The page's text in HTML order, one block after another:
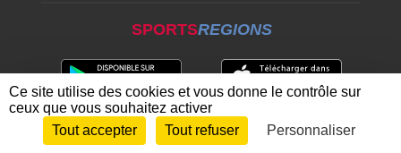
SPORTSREGIONS
Envie de participer ? CONNEXION
Ce site utilise des cookies et vous donne le contrôle sur
ceux que vous souhaitez activer
Tout accepter
Tout refuser Personnaliser